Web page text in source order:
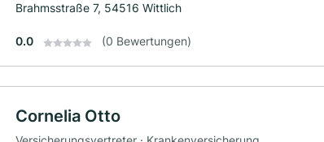
Brahmsstraße 7, 54516 Wittlich
0.0 (0 Bewertungen)
Cornelia Otto